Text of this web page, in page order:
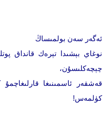
ئەگەر سەن بولمىساڭ
نوغاي بېشىدا تېرەك قانداق
چېچەكلىسۇن،
قەشقەر ئاسمىنىغا
كۈلمەس!